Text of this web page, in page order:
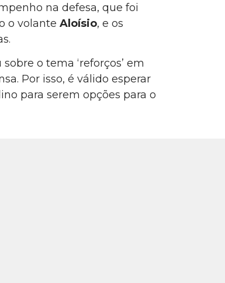
na defesa, que foi
o volante Aloísio, e os
sobre o tema ‘reforços’ em
Por isso, é válido esperar
para serem opções para o